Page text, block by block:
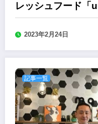
レッシュフード「
2023年2月24日
記事一覧